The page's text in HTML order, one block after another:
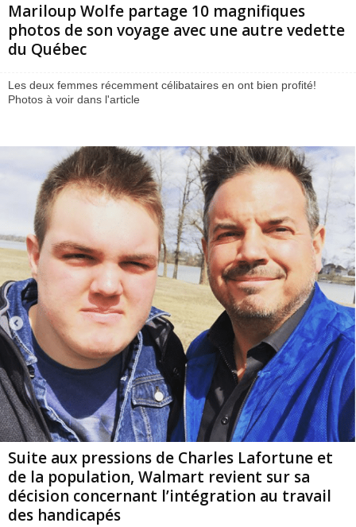
Mariloup Wolfe partage 10 magnifiques
photos de son voyage avec une autre vedette
du Québec
Les deux femmes récemment célibataires en ont bien profité!
Photos à voir dans l'article
Suite aux pressions de Charles Lafortune et
de la population, Walmart revient sur sa
décision concernant l’intégration au travail
des handicapés